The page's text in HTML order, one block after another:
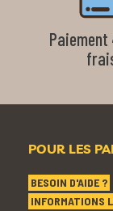
POUR LES
BESOIN D'AIDE ?
INFORMATIONS